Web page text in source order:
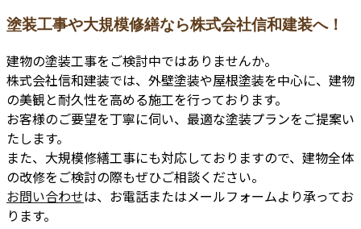
塗装工事や大規模修繕なら株式会社信和建装へ！
建物の塗装工事をご検討中ではありませんか。
株式会社信和建装では、外壁塗装や屋根塗装を中心に、建物
の美観と耐久性を高める施工を行っております。
お客様のご要望を丁寧に伺い、最適な塗装プランをご提案い
たします。
また、大規模修繕工事にも対応しておりますので、建物全体
の改修をご検討の際もぜひご相談ください。
お問い合わせは、お電話またはメールフォームより承ってお
ります。